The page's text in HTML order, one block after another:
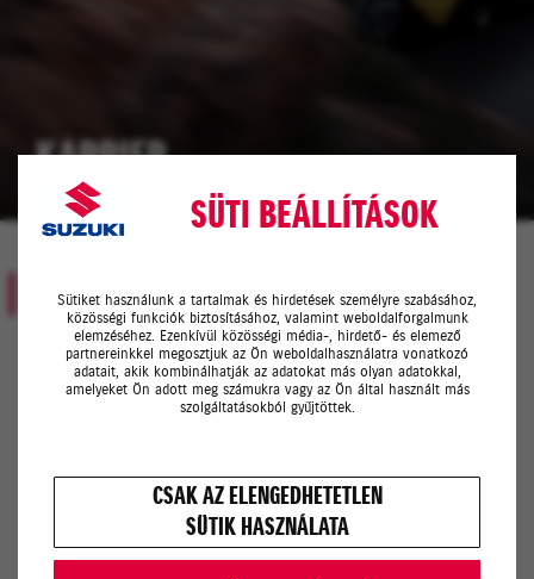
SÜTI BEÁLLÍTÁSOK
Sütiket használunk a tartalmak és hirdetések személyre szabásához,
közösségi funkciók biztosításához, valamint weboldalforgalmunk
elemzéséhez. Ezenkívül közösségi média-, hirdető- és elemező
partnereinkkel megosztjuk az Ön weboldalhasználatra vonatkozó
adatait, akik kombinálhatják az adatokat más olyan adatokkal,
amelyeket Ön adott meg számukra vagy az Ön által használt más
szolgáltatásokból gyűjtöttek.
CSAK AZ ELENGEDHETETLEN
SÜTIK HASZNÁLATA
KARRIER
BETÖLTENDŐ ÁLLÁSOK